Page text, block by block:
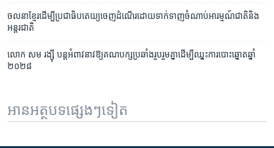
ចលនាខ្មែរដើម្បីប្រជាធិបតេយ្យចេញដំណើរដោយទាក់ទាញចំណាប់អារម្មណ៍ជាតិនិង
អន្តរជាតិ
លោក សម រង្ស៊ី បន្ត​អំពាវនាវ​ឱ្យគណបក្ស​ប្រឆាំង​រួបរួមគ្នា​ដើម្បី​ឈ្នះការ​បោះឆ្នោត​ឆ្នាំ​
២០២៨
អានអត្ថបទផ្សេងៗទៀត